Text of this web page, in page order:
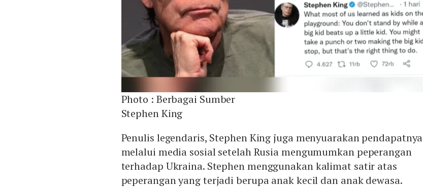
Photo : Berbagai Sumber
Stephen King
Penulis legendaris, Stephen King juga menyuarakan pendapatnya
melalui media sosial setelah Rusia mengumumkan peperangan
terhadap Ukraina. Stephen menggunakan kalimat satir atas
peperangan yang terjadi berupa anak kecil dan anak dewasa.